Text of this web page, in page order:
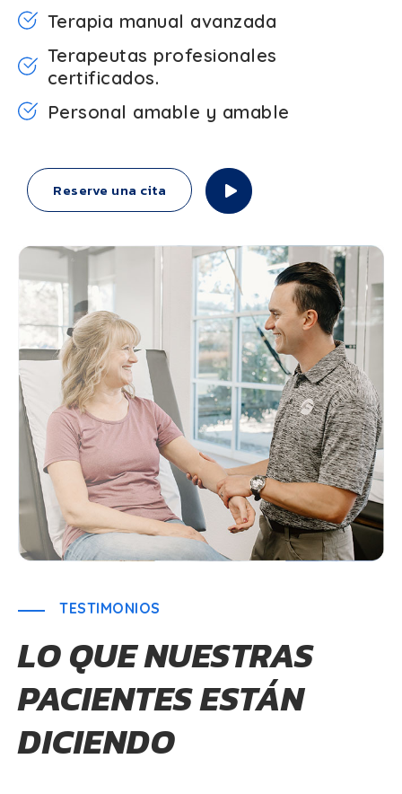
Terapia manual avanzada
Terapeutas profesionales
certificados.
Personal amable y amable
Reserve una cita
TESTIMONIOS
LO QUE NUESTRAS
PACIENTES ESTÁN
DICIENDO